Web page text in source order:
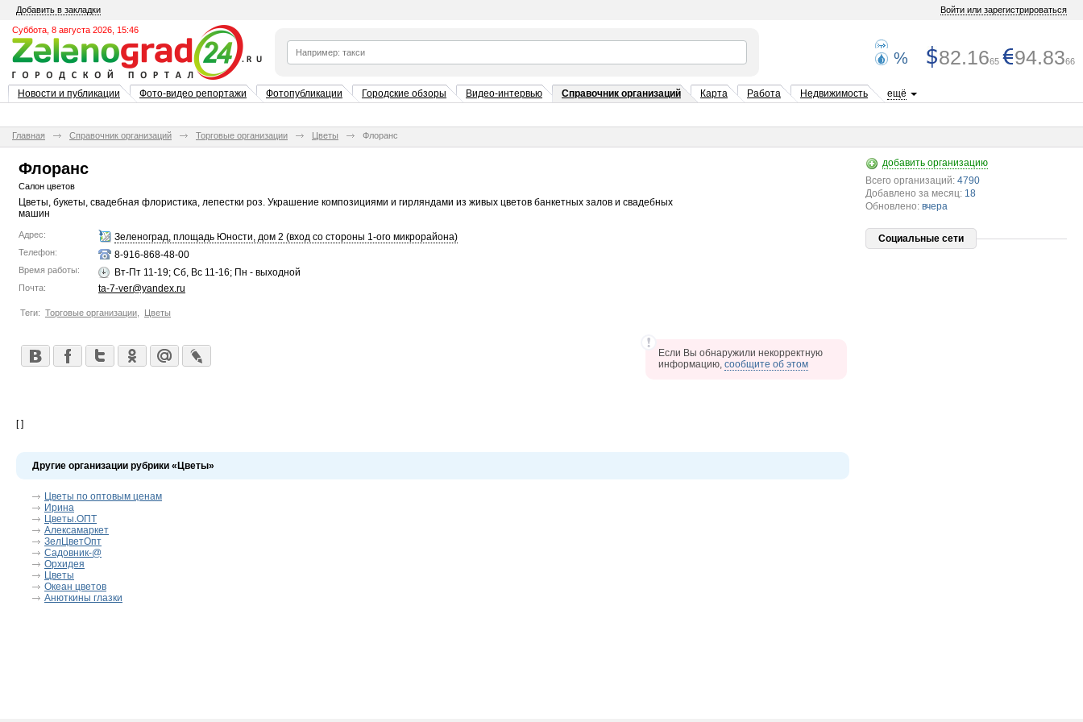
Добавить в закладки Войти или зарегистрироваться
Суббота, 8 августа 2026, 15:46
% 82.1665 94.8366
Новости и публикации Фото-видео репортажи Фотопубликации Городские обзоры Видео-интервью Справочник организаций Карта Работа Недвижимость ещё
Главная Справочник организаций Торговые организации Цветы Флоранс
Флоранс
Салон цветов
Цветы, букеты, свадебная флористика, лепестки роз. Украшение композициями и гирляндами из живых цветов банкетных залов и свадебных
машин
Адрес: Зеленоград, площадь Юности, дом 2 (вход со стороны 1-ого микрорайона)
Телефон: 8-916-868-48-00
Время работы: Вт-Пт 11-19; Сб, Вс 11-16; Пн - выходной
Почта: ta-7-ver@yandex.ru
Теги: Торговые организации Цветы
Если Вы обнаружили некорректную
информацию, сообщите об этом
[ ]
Другие организации рубрики «Цветы»
Цветы по оптовым ценам
Ирина
Цветы.ОПТ
Алексамаркет
ЗелЦветОпт
Садовник-@
Орхидея
Цветы
Океан цветов
Анюткины глазки
добавить организацию
Всего организаций: 4790
Добавлено за месяц: 18
Обновлено: вчера
Социальные сети